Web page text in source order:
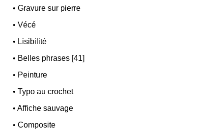
•Gravure sur pierre
•Vécé
• Lisibilité
• Belles phrases [41]
• Peinture
•Typo au crochet
•Affiche sauvage
•Composite